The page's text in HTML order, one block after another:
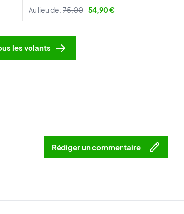
Au lieu de: 75,00 54,90 €
les volants
Rédiger un commentaire